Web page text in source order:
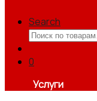
Search
Искать:
0
Услуги